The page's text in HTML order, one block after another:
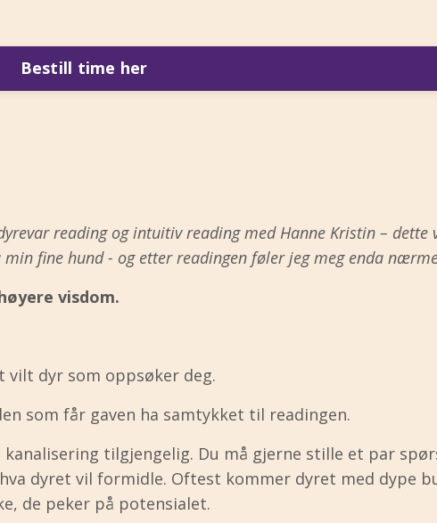
Bestill time her
reading og intuitiv reading med Hanne Kristin – dette
fine hund - og etter readingen føler jeg meg enda
visdom.
vilt dyr som oppsøker deg.
som får gaven ha samtykket til readingen.
tilgjengelig. Du må gjerne stille et par
dyret vil formidle. Oftest kommer dyret med dype
de peker på potensialet.